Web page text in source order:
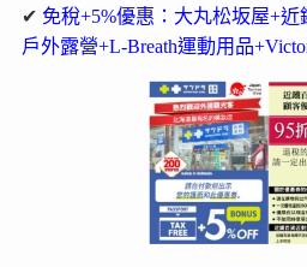
✔ 免稅+5%優惠：大丸松坂屋+
戶外露營+L-Breath運動用品